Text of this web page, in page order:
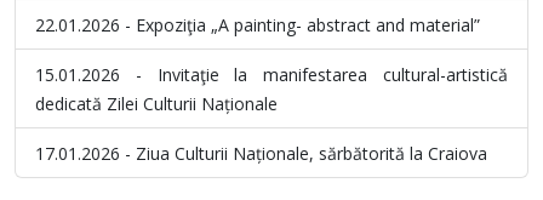
22.01.2026 - Expoziţia „A painting- abstract and material”
15.01.2026 - Invitaţie la manifestarea cultural-artistică
dedicată Zilei Culturii Naționale
17.01.2026 - Ziua Culturii Naționale, sărbătorită la Craiova